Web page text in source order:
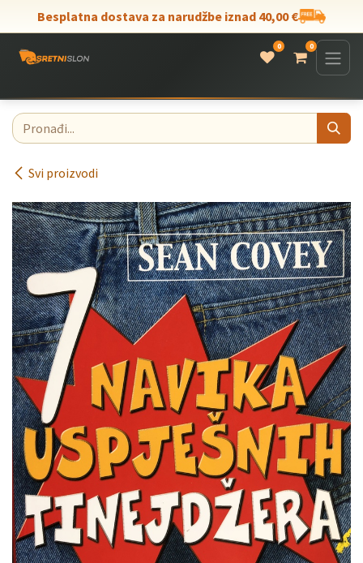
Skip to Content
Besplatna dostava za narudžbe iznad 40,00 €
0 0
Svi proizvodi